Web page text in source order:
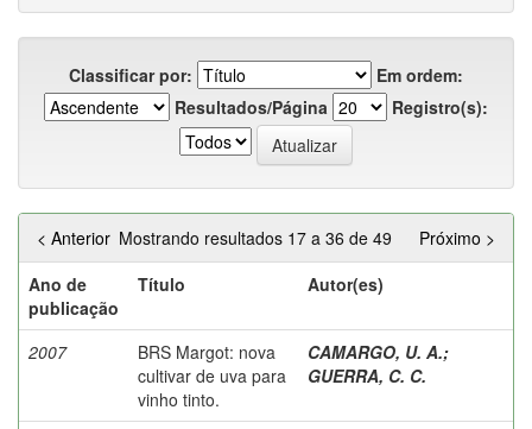
Classificar por:
Em ordem:
Resultados/Página
Registro(s):
Mostrando resultados 17 a 36 de 49
< Anterior
Próximo >
Ano de
publicação
Título Autor(es)
2007
BRS Margot: nova
cultivar de uva para
vinho tinto.
CAMARGO, U. A.;
GUERRA, C. C.